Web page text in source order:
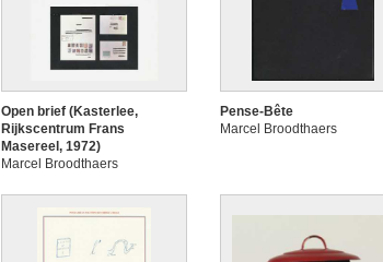
Open brief (Kasterlee,
Rijkscentrum Frans
Masereel, 1972)
Marcel Broodthaers
Pense-Bête
Marcel Broodthaers